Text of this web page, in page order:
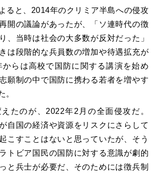
ると、2014年のクリミア半島への侵攻
開の議論があったが、「ソ連時代の徴
、当時は社会の大多数が反対だった」
は段階的な兵員数の増加や待遇拡充が
らは高校で国防に関する講演を始め
願制の中で国防に携わる若者を増やす
。
たのが、2022年2月の全面侵攻だ。
自国の経済や資源をリスクにさらして
こすことはないと思っていたが、そう
トビア国民の国防に対する意識が劇的
と兵士が必要だ、そのためには徴兵制